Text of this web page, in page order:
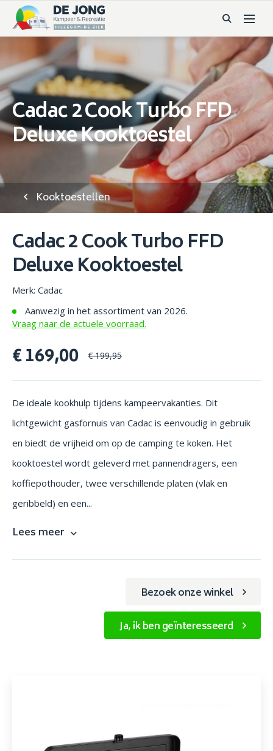
Cadac 2 Cook Turbo FFD
Deluxe Kooktoestel
Kooktoestellen
Cadac 2 Cook Turbo FFD
Deluxe Kooktoestel
Merk: Cadac
Aanwezig in het assortiment van 2026.
Vraag naar de actuele voorraad.
€ 169,00 € 199,95
De ideale kookhulp tijdens kampeervakanties. Dit
lichtgewicht gasfornuis van Cadac is eenvoudig in gebruik
en biedt de vrijheid om op de camping te koken. Het
kooktoestel wordt geleverd met pannendragers, een
koffiepothouder, twee verschillende platen (vlak en
geribbeld) en een...
Lees meer
Bezoek onze winkel
Ja, ik ben geïnteresseerd